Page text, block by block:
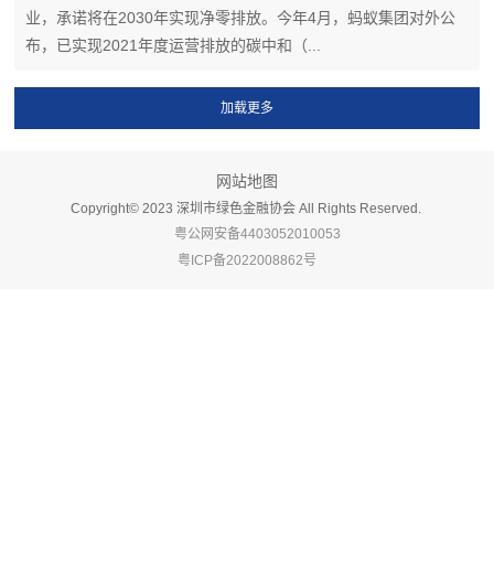
业，承诺将在2030年实现净零排放。今年4月，蚂蚁集团对外公
布，已实现2021年度运营排放的碳中和（...
网站地图
Copyright©️ 2023 深圳市绿色金融协会 All Rights Reserved.
粤ICP备2022008862号
粤公网安备4403052010053